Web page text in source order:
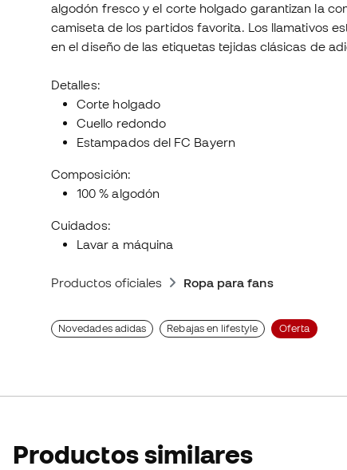
algodón fresco y el corte holgado garantizan la
camiseta de los partidos favorita. Los llamativos
en el diseño de las etiquetas tejidas clásicas de
Detalles:
Corte holgado
Cuello redondo
Estampados del FC Bayern
Composición:
100 % algodón
Cuidados:
Lavar a máquina
Productos oficiales Ropa para fans
Novedades adidas Rebajas en lifestyle Oferta
Productos similares